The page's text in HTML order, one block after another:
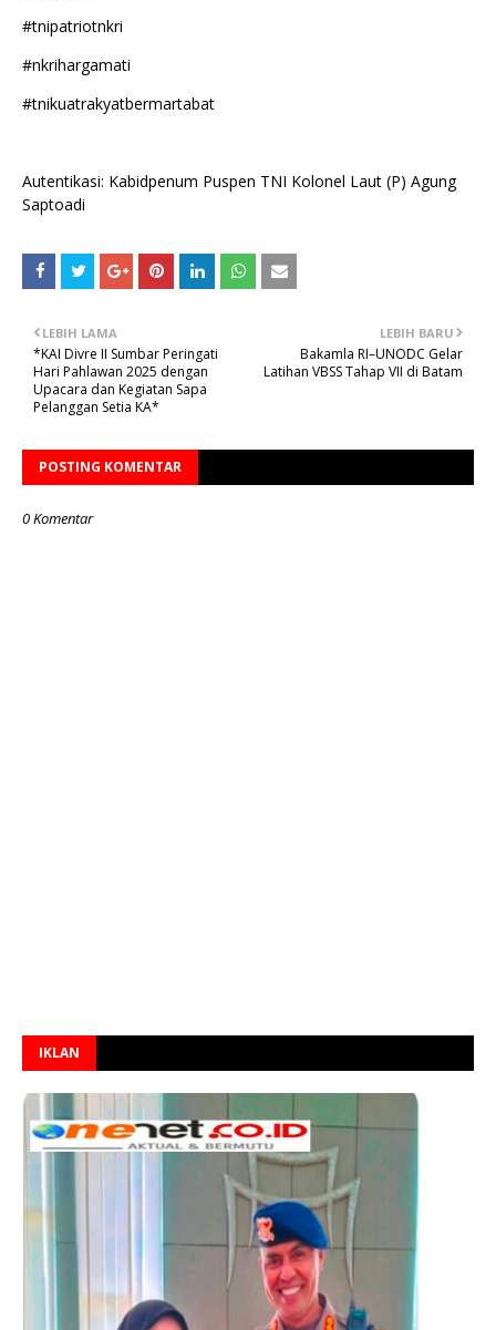
#tnipatriotnkri
#nkrihargamati
#tnikuatrakyatbermartabat
Autentikasi: Kabidpenum Puspen TNI Kolonel Laut (P) Agung
Saptoadi
LEBIH BARU
Bakamla RI–UNODC Gelar
Latihan VBSS Tahap VII di Batam
LEBIH LAMA
*KAI Divre II Sumbar Peringati
Hari Pahlawan 2025 dengan
Upacara dan Kegiatan Sapa
Pelanggan Setia KA*
POSTING KOMENTAR
0 Komentar
IKLAN